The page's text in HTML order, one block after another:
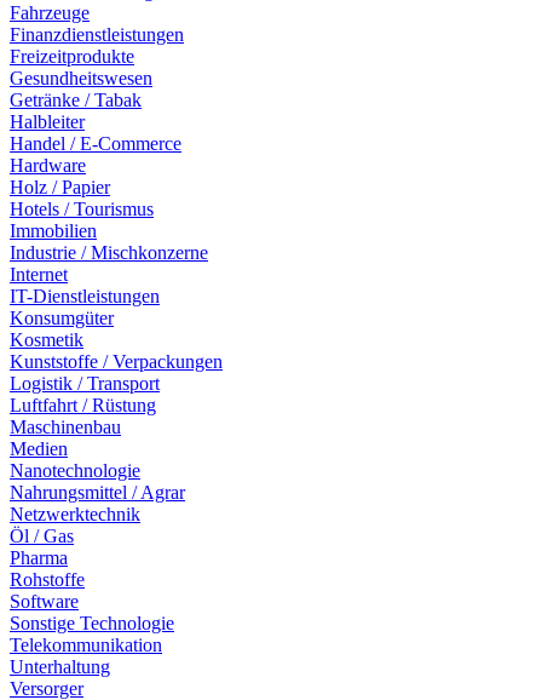
Fahrzeuge
Finanzdienstleistungen
Freizeitprodukte
Gesundheitswesen
Getränke / Tabak
Halbleiter
Handel / E-Commerce
Hardware
Holz / Papier
Hotels / Tourismus
Immobilien
Industrie / Mischkonzerne
Internet
IT-Dienstleistungen
Konsumgüter
Kosmetik
Kunststoffe / Verpackungen
Logistik / Transport
Luftfahrt / Rüstung
Maschinenbau
Medien
Nanotechnologie
Nahrungsmittel / Agrar
Netzwerktechnik
Öl / Gas
Pharma
Rohstoffe
Software
Sonstige Technologie
Telekommunikation
Unterhaltung
Versorger